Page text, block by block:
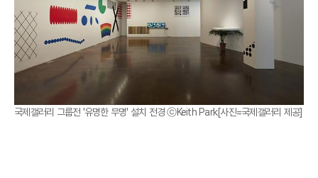
국제갤러리 그룹전 '유명한 무명' 설치 전경 ⓒKeith Park[사진=국제갤러리 제공]